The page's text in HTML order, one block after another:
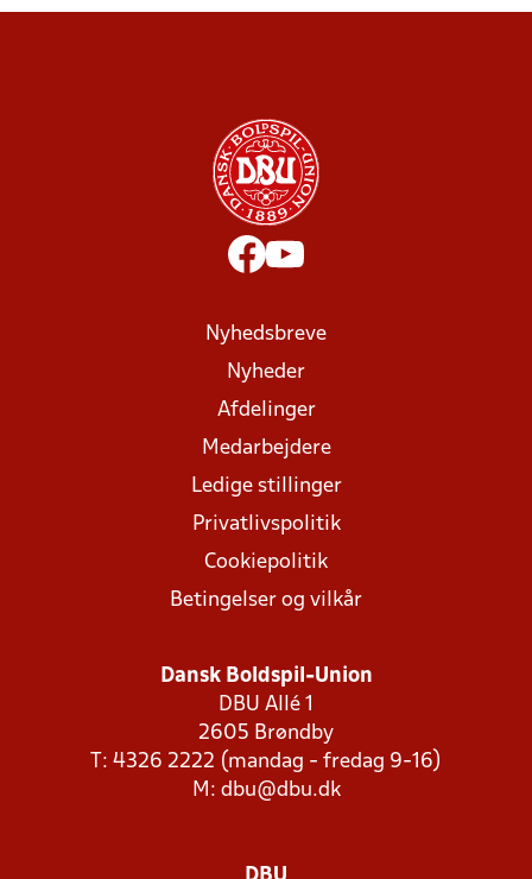
Nyhedsbreve
Nyheder
Afdelinger
Medarbejdere
Ledige stillinger
Privatlivspolitik
Cookiepolitik
Betingelser og vilkår
Dansk Boldspil-Union
DBU Allé 1
2605 Brøndby
T: 4326 2222 (mandag - fredag 9-16)
M: dbu@dbu.dk